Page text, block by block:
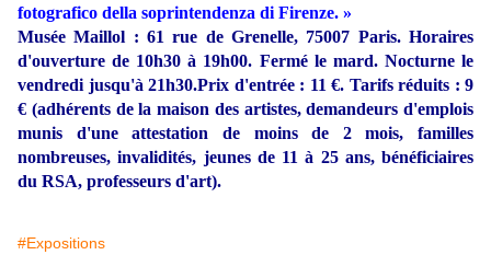
fotografico della soprintendenza di Firenze. »
Musée Maillol : 61 rue de Grenelle, 75007 Paris. Horaires
d'ouverture de 10h30 à 19h00. Fermé le mard. Nocturne le
vendredi jusqu'à 21h30.Prix d'entrée : 11 €. Tarifs réduits : 9
€ (adhérents de la maison des artistes, demandeurs d'emplois
munis d'une attestation de moins de 2 mois, familles
nombreuses, invalidités, jeunes de 11 à 25 ans, bénéficiaires
du RSA, professeurs d'art).
#Expositions